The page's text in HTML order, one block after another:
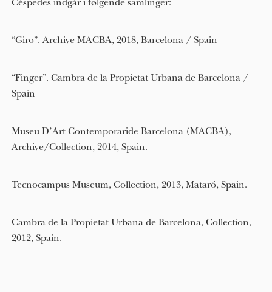
Céspedes indgår i følgende samlinger:
“Giro”. Archive MACBA, 2018, Barcelona / Spain
“Finger”. Cambra de la Propietat Urbana de Barcelona /
Spain
Museu D’Art Contemporaride Barcelona (MACBA),
Archive/Collection, 2014, Spain.
Tecnocampus Museum, Collection, 2013, Mataró, Spain.
Cambra de la Propietat Urbana de Barcelona, Collection,
2012, Spain.